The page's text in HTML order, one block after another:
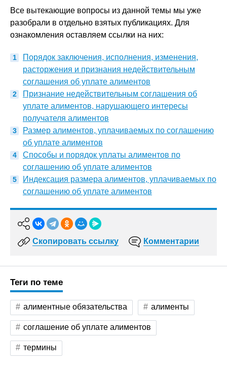
Все вытекающие вопросы из данной темы мы уже
разобрали в отдельно взятых публикациях. Для
ознакомления оставляем ссылки на них:
Порядок заключения, исполнения, изменения,
расторжения и признания недействительным
соглашения об уплате алиментов
Признание недействительным соглашения об
уплате алиментов, нарушающего интересы
получателя алиментов
Размер алиментов, уплачиваемых по соглашению
об уплате алиментов
Способы и порядок уплаты алиментов по
соглашению об уплате алиментов
Индексация размера алиментов, уплачиваемых по
соглашению об уплате алиментов
Скопировать ссылку Комментарии
Теги по теме
алиментные обязательства алименты
соглашение об уплате алиментов
термины